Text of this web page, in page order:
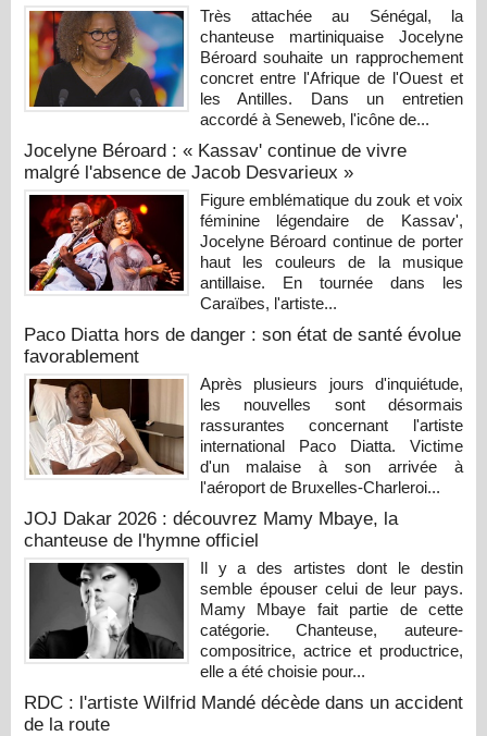
Très attachée au Sénégal, la
chanteuse martiniquaise Jocelyne
Béroard souhaite un rapprochement
concret entre l'Afrique de l'Ouest et
les Antilles. Dans un entretien
accordé à Seneweb, l'icône de...
Jocelyne Béroard : « Kassav' continue de vivre
malgré l'absence de Jacob Desvarieux »
Figure emblématique du zouk et voix
féminine légendaire de Kassav',
Jocelyne Béroard continue de porter
haut les couleurs de la musique
antillaise. En tournée dans les
Caraïbes, l'artiste...
Paco Diatta hors de danger : son état de santé évolue
favorablement
Après plusieurs jours d'inquiétude,
les nouvelles sont désormais
rassurantes concernant l'artiste
international Paco Diatta. Victime
d'un malaise à son arrivée à
l'aéroport de Bruxelles-Charleroi...
JOJ Dakar 2026 : découvrez Mamy Mbaye, la
chanteuse de l'hymne officiel
Il y a des artistes dont le destin
semble épouser celui de leur pays.
Mamy Mbaye fait partie de cette
catégorie. Chanteuse, auteure-
compositrice, actrice et productrice,
elle a été choisie pour...
RDC : l'artiste Wilfrid Mandé décède dans un accident
de la route